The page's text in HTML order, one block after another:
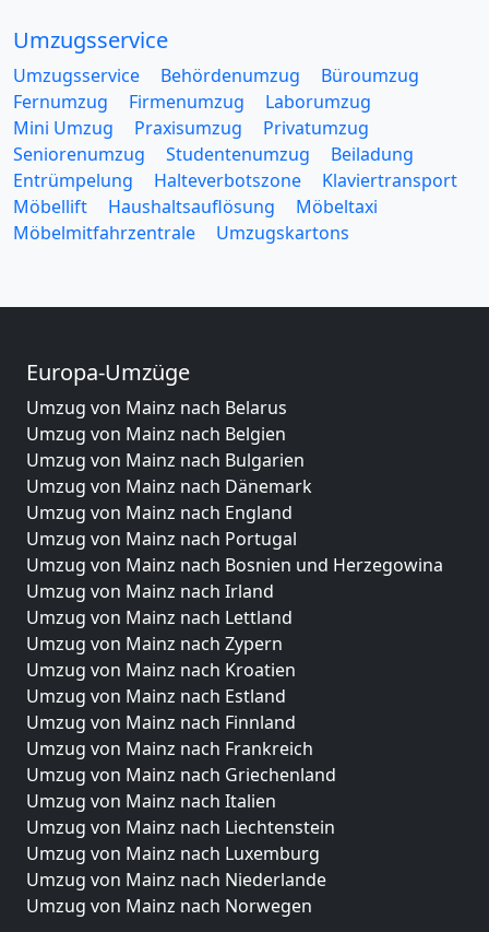
Umzugsservice
Umzugsservice Behördenumzug
Büroumzug
Fernumzug
Firmenumzug
Laborumzug
Mini Umzug
Praxisumzug
Privatumzug
Seniorenumzug
Studentenumzug
Beiladung
Entrümpelung
Halteverbotszone
Klaviertransport
Möbellift
Haushaltsauflösung
Möbeltaxi
Möbelmitfahrzentrale
Umzugskartons
Europa-Umzüge
Umzug von Mainz nach Belarus
Umzug von Mainz nach Belgien
Umzug von Mainz nach Bulgarien
Umzug von Mainz nach Dänemark
Umzug von Mainz nach England
Umzug von Mainz nach Portugal
Umzug von Mainz nach Bosnien und Herzegowina
Umzug von Mainz nach Irland
Umzug von Mainz nach Lettland
Umzug von Mainz nach Zypern
Umzug von Mainz nach Kroatien
Umzug von Mainz nach Estland
Umzug von Mainz nach Finnland
Umzug von Mainz nach Frankreich
Umzug von Mainz nach Griechenland
Umzug von Mainz nach Italien
Umzug von Mainz nach Liechtenstein
Umzug von Mainz nach Luxemburg
Umzug von Mainz nach Niederlande
Umzug von Mainz nach Norwegen